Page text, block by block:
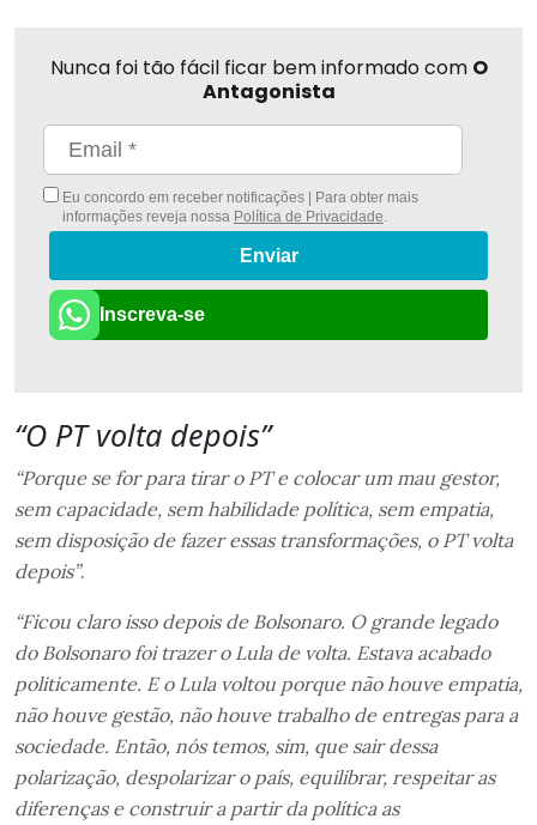
Nunca foi tão fácil ficar bem informado com O
Antagonista
Eu concordo em receber notificações | Para obter mais
informações reveja nossa Política de Privacidade.
Enviar
Inscreva-se
“O PT volta depois”
“Porque se for para tirar o PT e colocar um mau gestor,
sem capacidade, sem habilidade política, sem empatia,
sem disposição de fazer essas transformações, o PT volta
depois”.
“Ficou claro isso depois de Bolsonaro. O grande legado
do Bolsonaro foi trazer o Lula de volta. Estava acabado
politicamente. E o Lula voltou porque não houve empatia,
não houve gestão, não houve trabalho de entregas para a
sociedade. Então, nós temos, sim, que sair dessa
polarização, despolarizar o país, equilibrar, respeitar as
diferenças e construir a partir da política as